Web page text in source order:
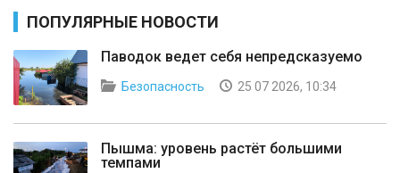
ПОПУЛЯРНЫЕ НОВОСТИ
Паводок ведет себя непредсказуемо
Безопасность 25 07 2026, 10:34
Пышма: уровень растёт большими
темпами